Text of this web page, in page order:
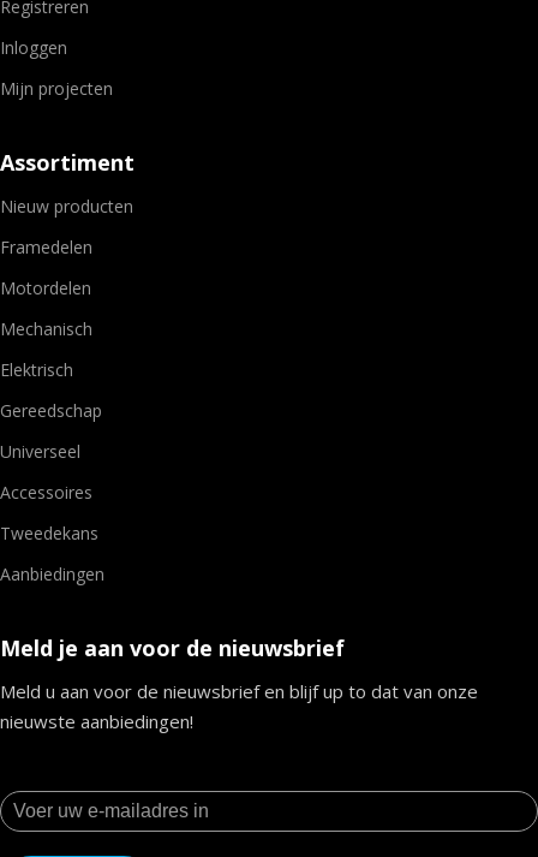
Registreren
Inloggen
Mijn projecten
Assortiment
Nieuw producten
Framedelen
Motordelen
Mechanisch
Elektrisch
Gereedschap
Universeel
Accessoires
Tweedekans
Aanbiedingen
Meld je aan voor de nieuwsbrief
Meld u aan voor de nieuwsbrief en blijf up to dat van onze
nieuwste aanbiedingen!